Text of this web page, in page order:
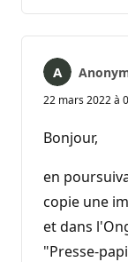
22 mars 2022 à
Bonjour,
en
copie une
et dans
"Presse-